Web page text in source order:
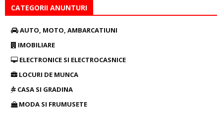
CATEGORII ANUNTURI
AUTO, MOTO, AMBARCATIUNI
IMOBILIARE
ELECTRONICE SI ELECTROCASNICE
LOCURI DE MUNCA
CASA SI GRADINA
MODA SI FRUMUSETE